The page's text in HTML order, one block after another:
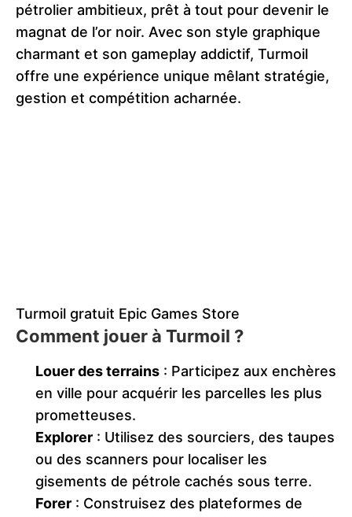
pétrolier ambitieux, prêt à tout pour devenir le
magnat de l’or noir. Avec son style graphique
charmant et son gameplay addictif, Turmoil
offre une expérience unique mêlant stratégie,
gestion et compétition acharnée.
Turmoil gratuit Epic Games Store
Comment jouer à Turmoil ?
Louer des terrains : Participez aux enchères
en ville pour acquérir les parcelles les plus
prometteuses.
Explorer : Utilisez des sourciers, des taupes
ou des scanners pour localiser les
gisements de pétrole cachés sous terre.
Forer : Construisez des plateformes de